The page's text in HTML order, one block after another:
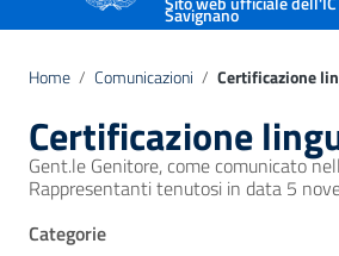
Savignano
Home / Comunicazioni / Certificazione
Certificazione
Gent.le Genitore, come comunicato
Rappresentanti tenutosi in data 5
Categorie